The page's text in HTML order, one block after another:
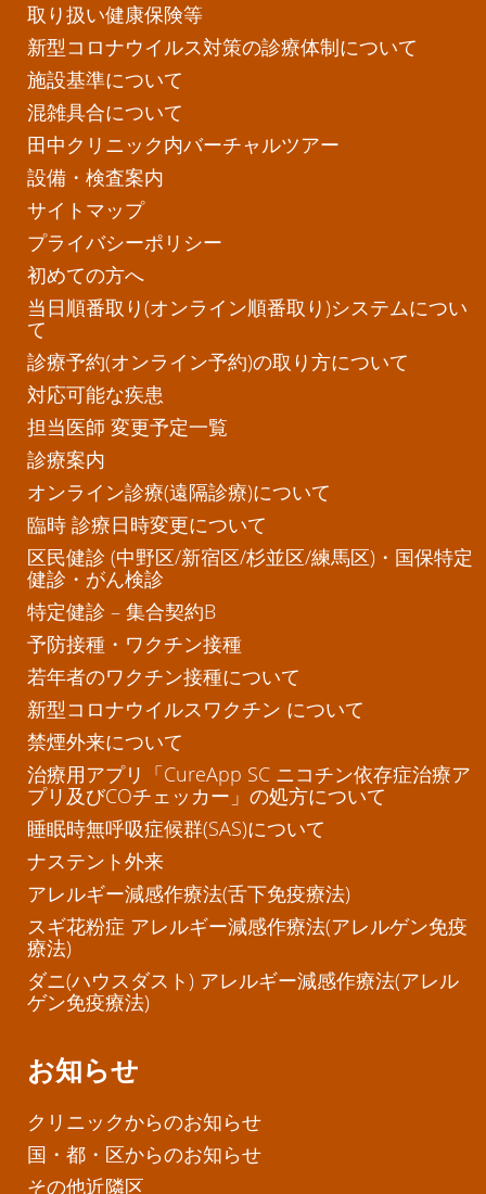
取り扱い健康保険等
新型コロナウイルス対策の診療体制について
施設基準について
混雑具合について
田中クリニック内バーチャルツアー
設備・検査案内
サイトマップ
プライバシーポリシー
初めての方へ
当日順番取り(オンライン順番取り)システムについ
て
診療予約(オンライン予約)の取り方について
対応可能な疾患
担当医師 変更予定一覧
診療案内
オンライン診療(遠隔診療)について
臨時 診療日時変更について
区民健診 (中野区/新宿区/杉並区/練馬区)・国保特定
健診・がん検診
特定健診 – 集合契約B
予防接種・ワクチン接種
若年者のワクチン接種について
新型コロナウイルスワクチン について
禁煙外来について
治療用アプリ「CureApp SC ニコチン依存症治療ア
プリ及びCOチェッカー」の処方について
睡眠時無呼吸症候群(SAS)について
ナステント外来
アレルギー減感作療法(舌下免疫療法)
スギ花粉症 アレルギー減感作療法(アレルゲン免疫
療法)
ダニ(ハウスダスト) アレルギー減感作療法(アレル
ゲン免疫療法)
お知らせ
クリニックからのお知らせ
国・都・区からのお知らせ
その他近隣区